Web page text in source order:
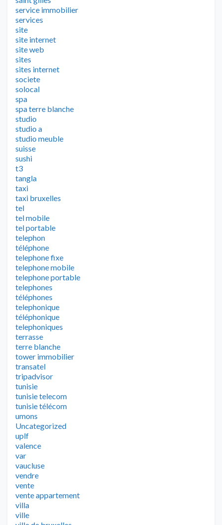
service immobilier
services
site
site internet
site web
sites
sites internet
societe
solocal
spa
spa terre blanche
studio
studio a
studio meuble
suisse
sushi
t3
tangla
taxi
taxi bruxelles
tel
tel mobile
tel portable
telephon
téléphone
telephone fixe
telephone mobile
telephone portable
telephones
téléphones
telephonique
téléphonique
telephoniques
terrasse
terre blanche
tower immobilier
transatel
tripadvisor
tunisie
tunisie telecom
tunisie télécom
umons
Uncategorized
uplf
valence
var
vaucluse
vendre
vente
vente appartement
villa
ville